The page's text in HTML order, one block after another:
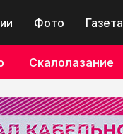
Фото Газета
Скалолазание